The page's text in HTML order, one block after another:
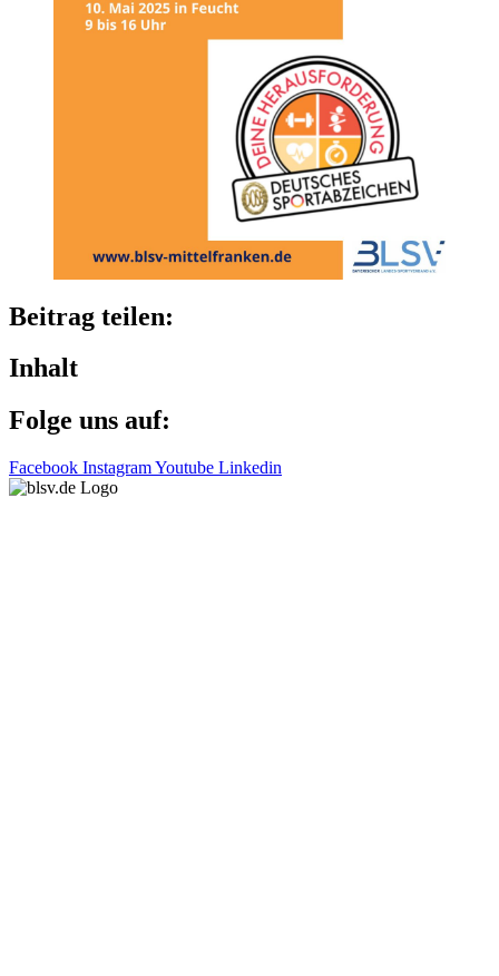
Beitrag teilen:
Inhalt
Folge uns auf:
Facebook InstagramYoutube Linkedin